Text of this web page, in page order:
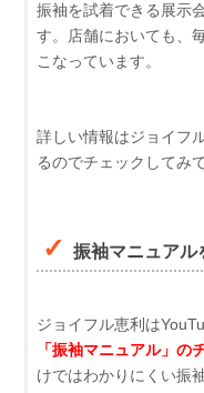
振袖を試着できる展示会
す。店舗においても、
こなっています。
詳しい情報はジョイフ
るのでチェックしてみ
振袖マニュアル
ジョイフル恵利は
「振袖マニュアル」の
けではわかりにくい振